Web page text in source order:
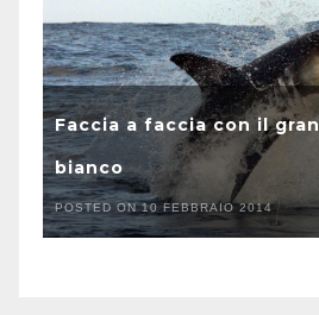
Faccia a faccia con il
bianco
POSTED ON 10 FEBBRAIO 2014